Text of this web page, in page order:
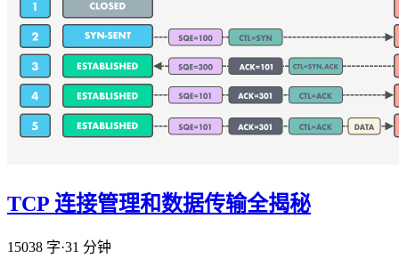
TCP 连接管理和数据传输全揭秘
15038 字·31 分钟